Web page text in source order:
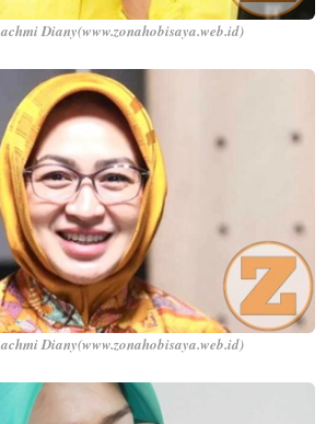
Diany(www.zonahobisaya.web.id)
Diany(www.zonahobisaya.web.id)